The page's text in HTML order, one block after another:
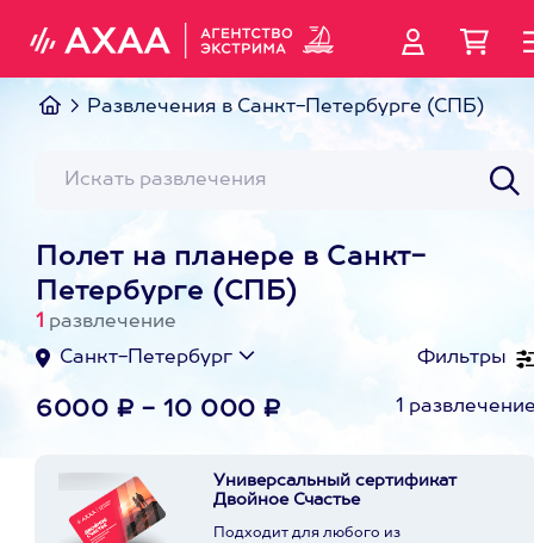
Развлечения в Санкт-Петербурге (СПБ)
Полет на планере в Санкт-
Петербурге (СПБ)
1 развлечение
Фильтры
Санкт-Петербург
6000 ₽ - 10 000 ₽ 1
Универсальный сертификат
Двойное Счастье
Подходит для любого из